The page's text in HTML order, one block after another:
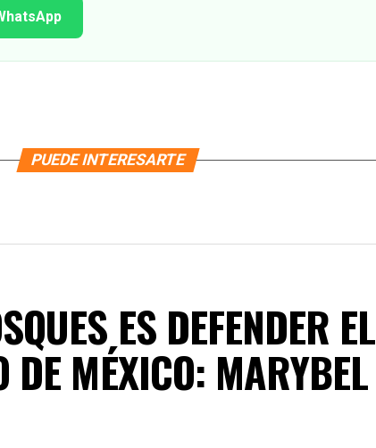
PUEDE INTERESARTE
ES DEFENDER EL
DE MÉXICO: MARYBEL